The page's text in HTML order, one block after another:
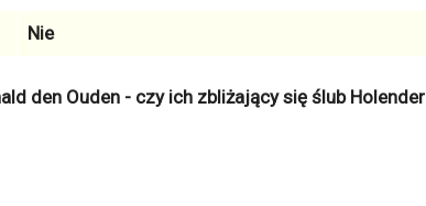
Nie
den Ouden - czy ich zbliżający się ślub Holender